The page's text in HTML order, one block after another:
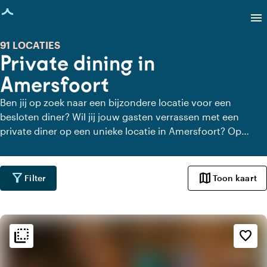
geladen
menu
Private dining in
Amersfoort
91 LOCATIES
Ben jij op zoek naar een bijzondere locatie voor een
besloten diner? Wil jij jouw gasten verrassen met een
private diner op een unieke locatie in Amersfoort? Op
Amersfoort waar je in alle rust kunt dineren. Bekijk alle
private dining locaties voor een heerlijk verzorgd private
diner.
filter_alt Filter map Toon kaart
flip_to_back favorite_border
flip_to_back Sfeer en esthetiek
ac_unit
Scandinavisch